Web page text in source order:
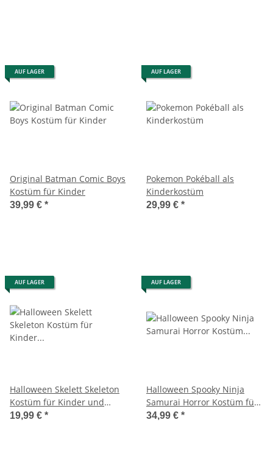
AUF LAGER
Original Batman Comic Boys
Kostüm für Kinder
39,99 € *
AUF LAGER
Pokemon Pokéball als
Kinderkostüm
29,99 € *
AUF LAGER
Halloween Skelett Skeleton
Kostüm für Kinder und
Jugendliche
19,99 € *
AUF LAGER
Halloween Spooky Ninja
Samurai Horror Kostüm für
Kinder
34,99 € *